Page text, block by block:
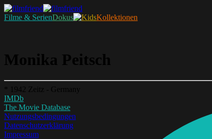
Filme & SerienDokus Kollektionen
Monika Peitsch
* 1942 Zeitz - Germany
IMDb
The Movie Database
Nutzungsbedingungen
Datenschutzerklärung
Impressum